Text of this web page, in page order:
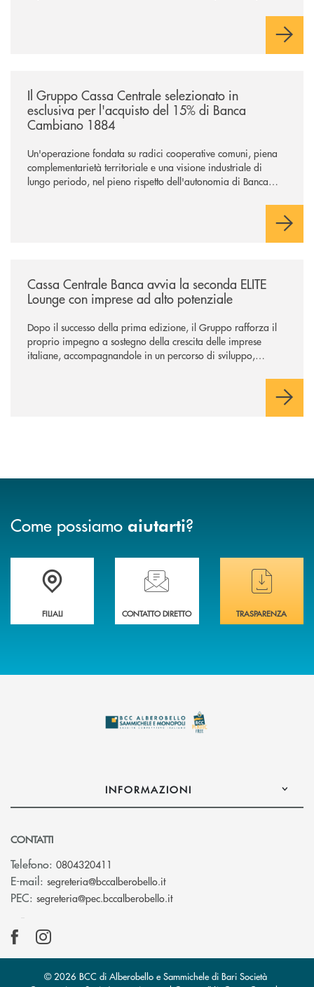
comuni e sulla prossimità ai territori, per ampliare l’offerta e
Il Gruppo Cassa Centrale selezionato in
esclusiva per l'acquisto del 15% di Banca
Cambiano 1884
Un'operazione fondata su radici cooperative comuni, piena
complementarietà territoriale e una visione industriale di
lungo periodo, nel pieno rispetto dell'autonomia di Banca
negoziazione esclusiva per la finalizzazione dell’operazione.
Cassa Centrale Banca avvia la seconda ELITE
Lounge con imprese ad alto potenziale
Dopo il successo della prima edizione, il Gruppo rafforza il
proprio impegno a sostegno della crescita delle imprese
italiane, accompagnandole in un percorso di sviluppo,
Come possiamo aiutarti?
Trova la filiale più vicina a te
FILIALI
Hai bisogno di assistenza immediata ?
CONTATTO DIRETTO
Hai bisogno di
TRASPARENZA
INFORMAZIONI
CONTATTI
Telefono: 0804320411
E-mail: segreteria@bccalberobello.it(si apre l’app di posta
PEC: segreteria@pec.bccalberobello.it(si apre l’app di posta
© 2026 BCC di Alberobello e Sammichele di Bari Società